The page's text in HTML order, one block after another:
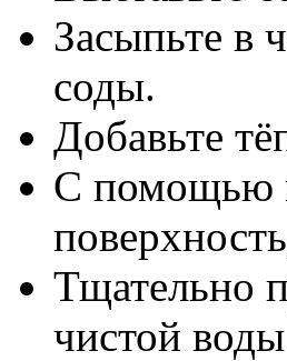
Засыпьте в
соды.
Добавьте
С помощью
Тщательно
чистой